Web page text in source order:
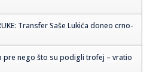
Transfer Saše Lukića doneo crno-
pre nego što su podigli trofej – vratio